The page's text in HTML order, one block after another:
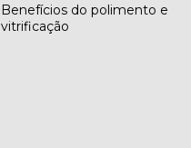
Benefícios do polimento e
vitrificação